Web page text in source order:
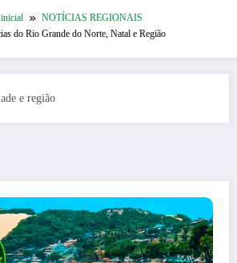
NOTÍCIAS REGIONAIS
do Rio Grande do Norte, Natal e Região
e região